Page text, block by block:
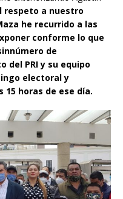
respeto a nuestro
he recurrido a las
conforme lo que
de
del PRI y su equipo
electoral y
horas de ese día.